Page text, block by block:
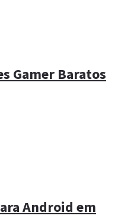
Gamer Baratos
Android em